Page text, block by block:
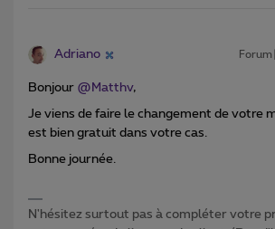
Adriano
Bonjour @Matthv,
Je viens de faire le changement de votre
est bien gratuit dans votre cas.
Bonne journée.
N'hésitez surtout pas à compléter votre